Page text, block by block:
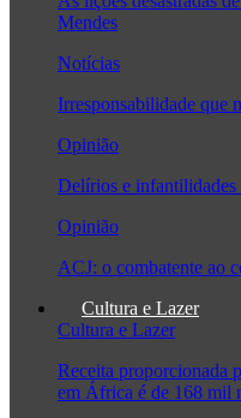
Mendes
Notícias
Irresponsabilidade que
Opinião
Delírios e infantilidades
Opinião
ACJ: o combatente ao
Cultura e Lazer
Cultura e Lazer
Receita proporcionada
em África é de 168 mil